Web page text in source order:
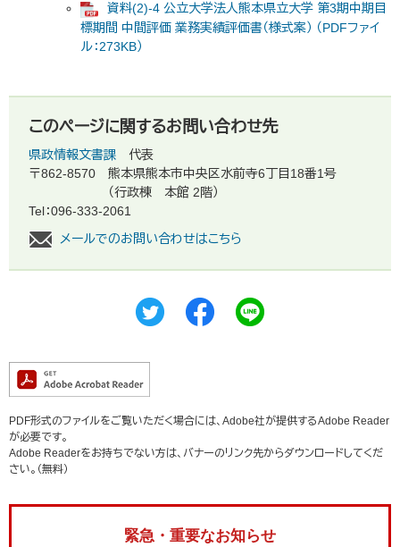
資料(2)-4 公立大学法人熊本県立大学 第3期中期目
標期間 中間評価 業務実績評価書（様式案） （PDFファイ
ル：273KB）
このページに関するお問い合わせ先
県政情報文書課
代表
〒862-8570
熊本県熊本市中央区水前寺6丁目18番1号
（行政棟 本館 2階）
Tel：096-333-2061
メールでのお問い合わせはこちら
PDF形式のファイルをご覧いただく場合には、Adobe社が提供するAdobe Reader
が必要です。
Adobe Readerをお持ちでない方は、バナーのリンク先からダウンロードしてくだ
さい。（無料）
緊急・重要なお知らせ